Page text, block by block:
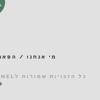
מי אנחנו /
כל הזכויות שמורות לOUTPANEL ©